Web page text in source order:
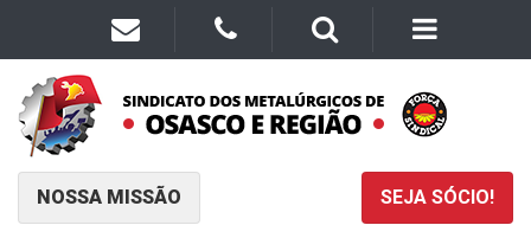
NOSSA MISSÃO SEJA SÓCIO!